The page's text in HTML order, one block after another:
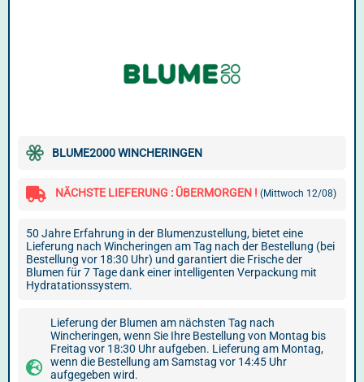
BLUME2000 WINCHERINGEN
NÄCHSTE LIEFERUNG : ÜBERMORGEN ! (Mittwoch 12/08)
50 Jahre Erfahrung in der Blumenzustellung, bietet eine
Lieferung nach Wincheringen am Tag nach der Bestellung (bei
Bestellung vor 18:30 Uhr) und garantiert die Frische der
Blumen für 7 Tage dank einer intelligenten Verpackung mit
Hydratationssystem.
Lieferung der Blumen am nächsten Tag nach
Wincheringen, wenn Sie Ihre Bestellung von Montag bis
Freitag vor 18:30 Uhr aufgeben. Lieferung am Montag,
wenn die Bestellung am Samstag vor 14:45 Uhr
aufgegeben wird.